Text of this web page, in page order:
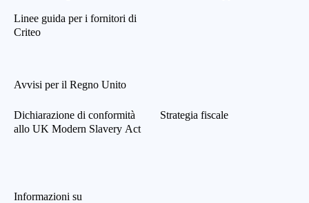
Linee guida per i fornitori di
Criteo
Avvisi per il Regno Unito
Dichiarazione di conformità
allo UK Modern Slavery Act
Strategia fiscale
Informazioni su